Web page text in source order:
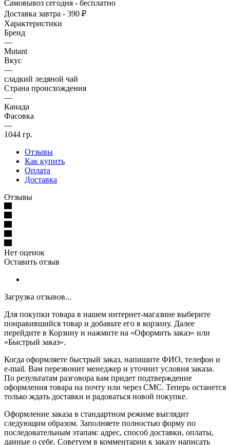
Самовывоз сегодня - бесплатно
Доставка завтра - 390 ₽
Характеристики
Бренд
—
Mutant
Вкус
—
сладкий ледяной чай
Страна происхождения
—
Канада
Фасовка
—
1044 гр.
Отзывы
Как купить
Оплата
Доставка
Отзывы
Нет оценок
Оставить отзыв
Загрузка отзывов...
Для покупки товара в нашем интернет-магазине выберите
понравившийся товар и добавьте его в корзину. Далее
перейдите в Корзину и нажмите на «Оформить заказ» или
«Быстрый заказ».
Когда оформляете быстрый заказ, напишите ФИО, телефон и
e-mail. Вам перезвонит менеджер и уточнит условия заказа.
По результатам разговора вам придет подтверждение
оформления товара на почту или через СМС. Теперь останется
только ждать доставки и радоваться новой покупке.
Оформление заказа в стандартном режиме выглядит
следующим образом. Заполняете полностью форму по
последовательным этапам: адрес, способ доставки, оплаты,
данные о себе. Советуем в комментарии к заказу написать